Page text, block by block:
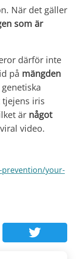
När det gäller
som är
därför inte
på mängden
tjejens iris
är något
video.
your-